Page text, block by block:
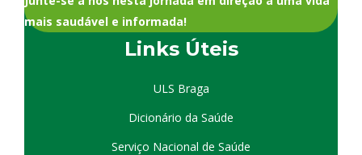
mais saudável e informada!
Links Úteis
ULS Braga
Dicionário da Saúde
Serviço Nacional de Saúde